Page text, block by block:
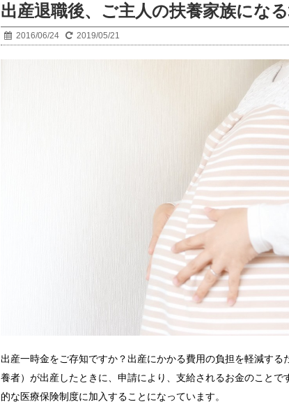
出産退職後、ご主人の扶養家族にな
2016/06/24 2019/05/21
出産一時金をご存知ですか？出産にかかる費用の負担を軽減す
養者）が出産したときに、申請により、支給されるお金のこと
的な医療保険制度に加入することになっています。